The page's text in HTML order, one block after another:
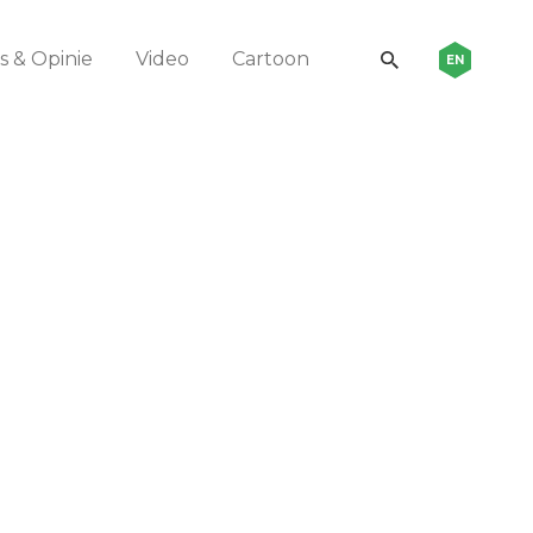
& Opinie Video Cartoon EN